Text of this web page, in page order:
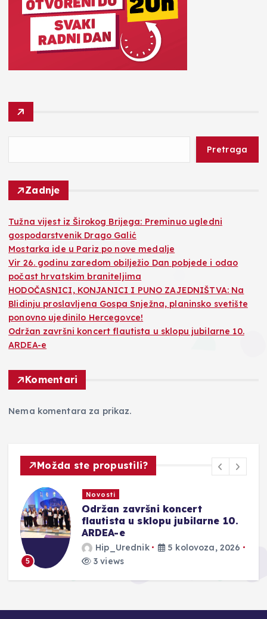
Pretraga
Zadnje
Tužna vijest iz Širokog Brijega: Preminuo ugledni
gospodarstvenik Drago Galić
Mostarka ide u Pariz po nove medalje
Vir 26. godinu zaredom obilježio Dan pobjede i odao
počast hrvatskim braniteljima
HODOČASNICI, KONJANICI I PUNO ZAJEDNIŠTVA: Na
Blidinju proslavljena Gospa Snježna, planinsko svetište
ponovno ujedinilo Hercegovce!
Održan završni koncert flautista u sklopu jubilarne 10.
ARDEA-e
Komentari
Nema komentara za prikaz.
Možda ste propustili?
5
Novosti
Održan završni koncert
flautista u sklopu jubilarne 10.
ARDEA-e
Hip_Urednik
5 kolovoza, 2026
3 views